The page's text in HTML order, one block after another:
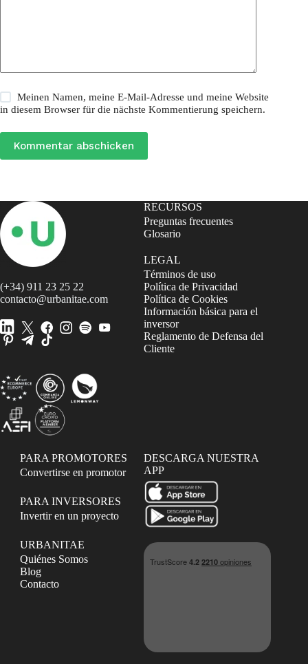
Meinen Namen, meine E-Mail-Adresse und meine Website
in diesem Browser für die nächste Kommentierung speichern.
Kommentar abschicken
(+34) 911 23 25 22
contacto@urbanitae.com
RECURSOS
Preguntas frecuentes
Glosario
LEGAL
Términos de uso
Política de Privacidad
Política de Cookies
Información básica para el
inversor
Reglamento de Defensa del
Cliente
PARA PROMOTORES
Convertirse en promotor
PARA INVERSORES
Invertir en un proyecto
URBANITAE
Quiénes Somos
Blog
Contacto
DESCARGA NUESTRA
APP